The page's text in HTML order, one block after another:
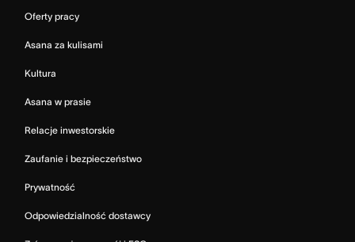
Oferty pracy
Asana za kulisami
Kultura
Asana w prasie
Relacje inwestorskie
Zaufanie i bezpieczeństwo
Prywatność
Odpowiedzialność dostawcy